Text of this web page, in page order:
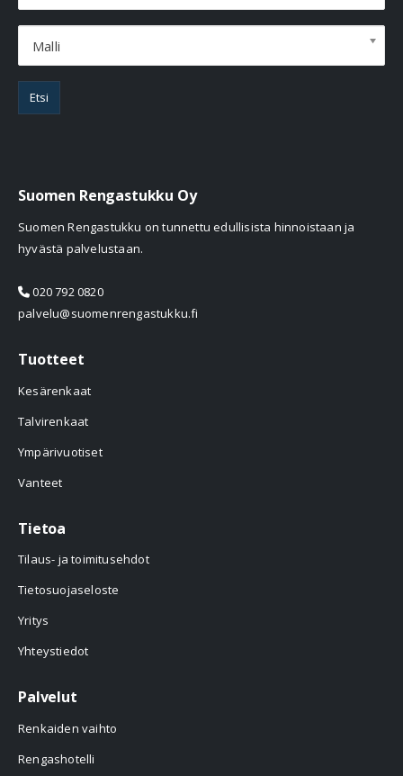
Malli
Etsi
Suomen Rengastukku Oy
Suomen Rengastukku on tunnettu edullisista hinnoistaan ja
hyvästä palvelustaan.
020 792 0820
palvelu@suomenrengastukku.fi
Tuotteet
Kesärenkaat
Talvirenkaat
Ympärivuotiset
Vanteet
Tietoa
Tilaus- ja toimitusehdot
Tietosuojaseloste
Yritys
Yhteystiedot
Palvelut
Renkaiden vaihto
Rengashotelli